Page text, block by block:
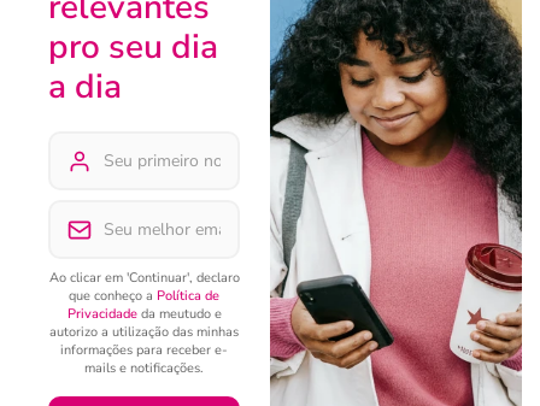
pro seu dia
a dia
Ao clicar em 'Continuar', declaro
que conheço a Política de
Privacidadeda meutudo e
autorizo a utilização das minhas
informações para receber e-
mails e notificações.